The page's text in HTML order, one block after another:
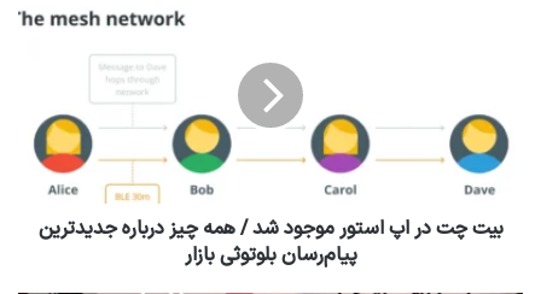
بیت چت در اپ استور موجود شد / همه چیز درباره جدیدترین
پیام‌رسان بلوتوثی بازار